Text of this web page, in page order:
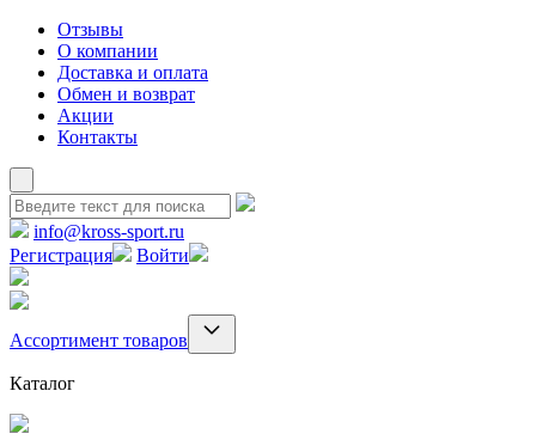
Отзывы
О компании
Доставка и оплата
Обмен и возврат
Акции
Контакты
info@kross-sport.ru
Регистрация
Войти
Ассортимент товаров
Каталог